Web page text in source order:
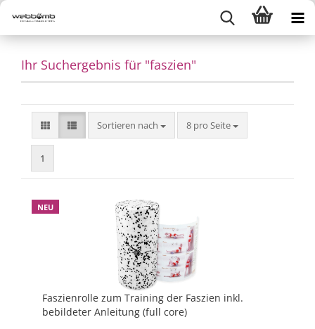
Ihr Suchergebnis für "faszien"
Sortieren nach
Sortieren nach 8 pro Seite
pro Seite
1
NEU
Faszienrolle zum Training der Faszien inkl.
bebildeter Anleitung (full core)